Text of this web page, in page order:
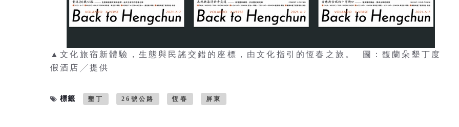
▲文化旅宿新體驗，生態與民謠交錯的座標，由文化指引的恆春之旅。 圖：馥蘭朵墾丁度
假酒店╱提供
標籤 墾丁 26號公路 恆春 屏東